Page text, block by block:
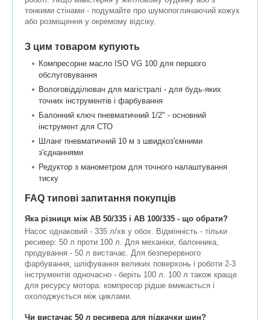
тонкими стінами - подумайте про шумопоглинаючий кожух
або розміщення у окремому відсіку.
З цим товаром купують
Компресорне масло ISO VG 100 для першого
обслуговування
Вологовідділювач для магістралі - для будь-яких
точних інструментів і фарбування
Балонний ключ пневматичний 1/2" - основний
інструмент для СТО
Шланг пневматичний 10 м з швидкоз'ємними
з'єднаннями
Редуктор з манометром для точного налаштування
тиску
FAQ типові запитання покупців
Яка різниця між АВ 50/335 і АВ 100/335 - що обрати?
Насос однаковий - 335 л/хв у обох. Відмінність - тільки
ресивер: 50 л проти 100 л. Для механіки, балонника,
продування - 50 л вистачає. Для безперервного
фарбування, шліфування великих поверхонь і роботи 2-3
інструментів одночасно - беріть 100 л. 100 л також краще
для ресурсу мотора: компресор рідше вмикається і
охолоджується між циклами.
Чи вистачає 50 л ресивера для підкачки шин?